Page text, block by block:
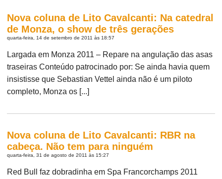
Nova coluna de Lito Cavalcanti: Na catedral
de Monza, o show de três gerações
quarta-feira, 14 de setembro de 2011 às 18:57
Largada em Monza 2011 – Repare na angulação das asas
traseiras Conteúdo patrocinado por: Se ainda havia quem
insistisse que Sebastian Vettel ainda não é um piloto
completo, Monza os [...]
Nova coluna de Lito Cavalcanti: RBR na
cabeça. Não tem para ninguém
quarta-feira, 31 de agosto de 2011 às 15:27
Red Bull faz dobradinha em Spa Francorchamps 2011